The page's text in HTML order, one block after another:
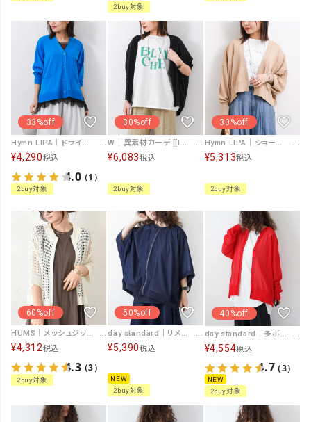
2buy対象
33%off
Hymn LIPA｜ドライレーヨンゆるVネックCD [[692436]][F]
¥4,290税込
4.0（1）
2buy対象
30%off
W｜異素材カーデ [[IZK22082]][F]
¥6,083税込
2buy対象
30%off
Hymn LIPA｜ショートドルマン風ニットカーデ [[986-15835]][F]
¥5,313税込
2buy対象
60%off
HUMS｜メッシュジップアップカーデ [[200252]][C]
¥4,312税込
4.3（3）
2buy対象
50%off
day standard｜リメイク風ジップカーデ [[J262003-28]][D]
¥5,390税込
NEW
2buy対象
40%off
¥4,554税込
4.7（3）
NEW
2buy対象